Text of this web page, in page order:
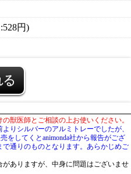
円)
獣医師とご相談の上お使いください。
りシルバーのアルミトレーでしたが、
をしてくとanimonda社から報告がござ
通りのものとなります。あらかじめご
ありますが、中身に問題はございませ